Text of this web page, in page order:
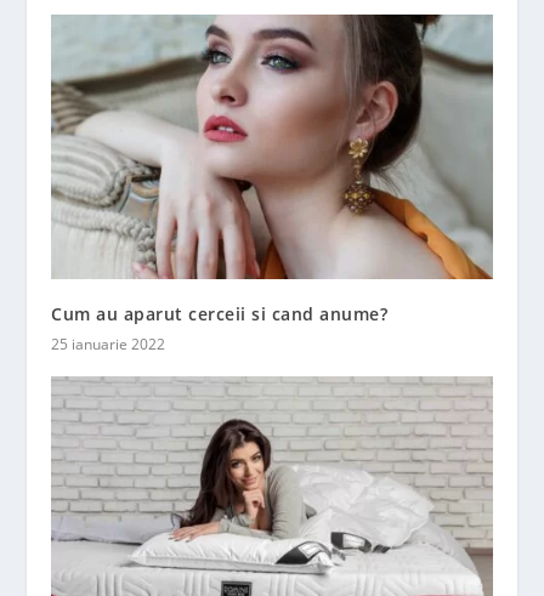
Cum au aparut cerceii si cand anume?
25 ianuarie 2022